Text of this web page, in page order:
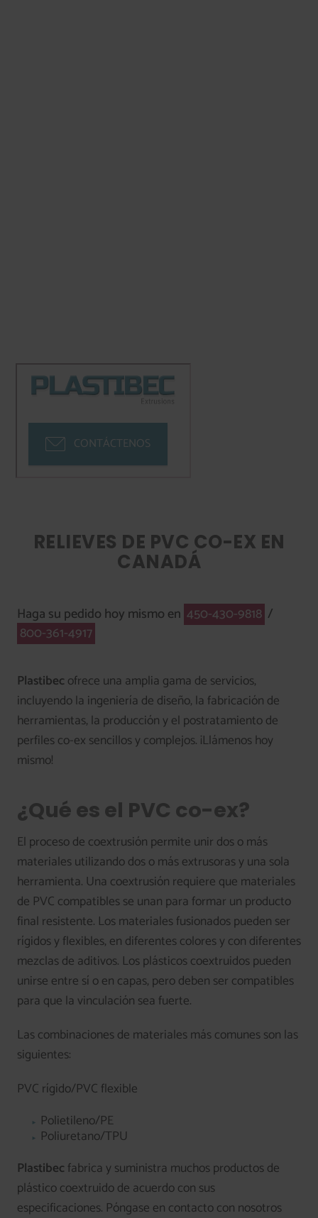
CONTÁCTENOS
RELIEVES DE PVC CO-EX EN
CANADÁ
Haga su pedido hoy mismo en 450-430-9818 /
800-361-4917
Plastibecofrece una amplia gama de servicios,
incluyendo la ingeniería de diseño, la fabricación de
herramientas, la producción y el postratamiento de
perfiles co-ex sencillos y complejos. ¡Llámenos hoy
mismo!
¿Qué es el PVC co-ex?
El proceso de coextrusión permite unir dos o más
materiales utilizando dos o más extrusoras y una sola
herramienta. Una coextrusión requiere que materiales
de PVC compatibles se unan para formar un producto
final resistente. Los materiales fusionados pueden ser
rígidos y flexibles, en diferentes colores y con diferentes
mezclas de aditivos. Los plásticos coextruidos pueden
unirse entre sí o en capas, pero deben ser compatibles
para que la vinculación sea fuerte.
Las combinaciones de materiales más comunes son las
siguientes:
PVC rígido/PVC flexible
Polietileno/PE
Poliuretano/TPU
Plastibecfabrica y suministra muchos productos de
plástico coextruido de acuerdo con sus
especificaciones. Póngase en contacto con nosotros